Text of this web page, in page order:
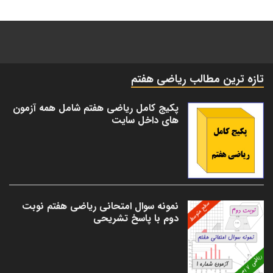
تازه ترین مطالب ریاضی هفتم
پکیج کامل ریاضی هفتم شامل همه آزمون
های داخل سایت
نمونه سوال امتحانی ریاضی هفتم نوبت
دوم با پاسخ تشریحی